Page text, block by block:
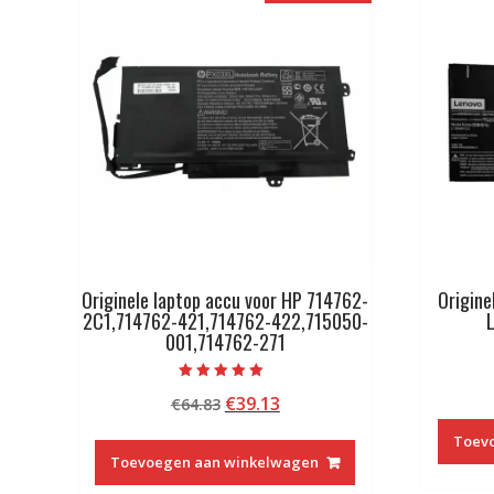
Originele laptop accu voor HP 714762-
2C1,714762-421,714762-422,715050-
001,714762-271
5.00
van 5
€64.83 Oorspronkelijke
was:
€64.83.
€39.13Huidige
€39.13.
Toevoegen aan winkelwagen